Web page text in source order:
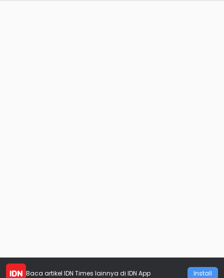
Baca artikel IDN Times lainnya di IDN App Install